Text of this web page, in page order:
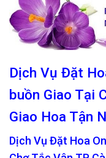
Dịch Vụ Đặt
buồn Giao Tại
Giao Hoa Tận
Dịch Vụ Đặt Hoa